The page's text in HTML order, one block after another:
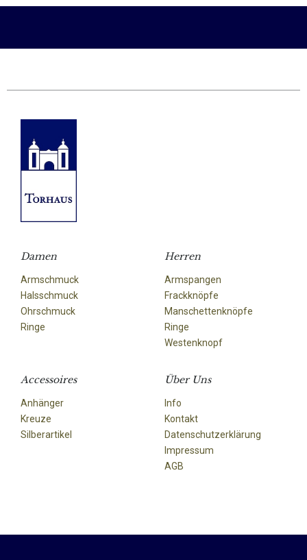
Damen
Armschmuck
Halsschmuck
Ohrschmuck
Ringe
Herren
Armspangen
Frackknöpfe
Manschettenknöpfe
Ringe
Westenknopf
Accessoires
Anhänger
Kreuze
Silberartikel
Über Uns
Info
Kontakt
Datenschutzerklärung
Impressum
AGB